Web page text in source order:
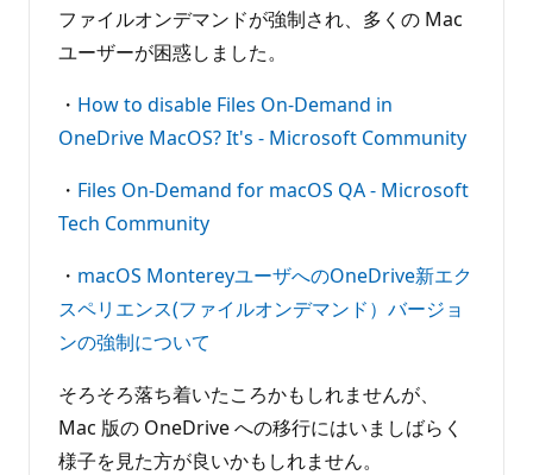
ファイルオンデマンドが強制され、多くの Mac
ユーザーが困惑しました。
・ How to disable Files On-Demand in
OneDrive MacOS? It's - Microsoft Community
・ Files On-Demand for macOS QA - Microsoft
Tech Community
・ macOS MontereyユーザへのOneDrive新エク
スペリエンス(ファイルオンデマンド）バージョ
ンの強制について
そろそろ落ち着いたころかもしれませんが、
Mac 版の OneDrive への移行にはいましばらく
様子を見た方が良いかもしれません。